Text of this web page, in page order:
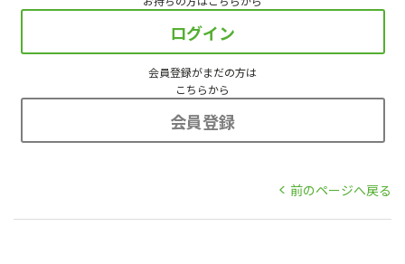
ログイン
会員登録がまだの方は
こちらから
会員登録
前のページへ戻る